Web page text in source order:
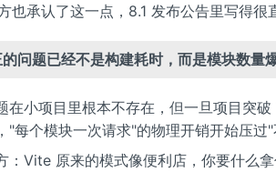
也承认了这一点，8.1 发布公告里写得很
问题已经不是构建耗时，而是模块数量
在小项目里根本不存在，但一旦项目突
"每个模块一次请求"的物理开销开始压过"
：Vite 原来的模式像便利店，你要什么